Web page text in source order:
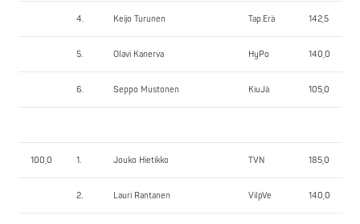
4. Keijo Turunen Tap.Erä 142,5
5. Olavi Kanerva HyPo 140,0
6. Seppo Mustonen KiuJä 105,0
100,0 1. Jouko Hietikko TVN 185,0
2. Lauri Rantanen VilpVe 140,0